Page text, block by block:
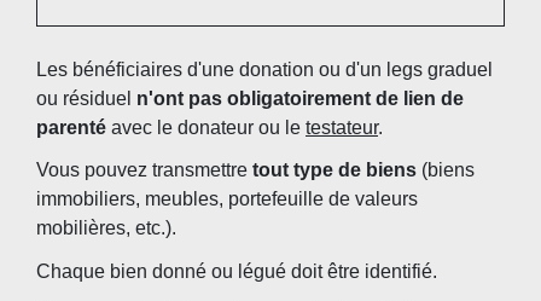
Les bénéficiaires d'une donation ou d'un legs graduel
ou résiduel n'ont pas obligatoirement de lien de
parenté avec le donateur ou le testateur.
Vous pouvez transmettre tout type de biens (biens
immobiliers, meubles, portefeuille de valeurs
mobilières, etc.).
Chaque bien donné ou légué doit être identifié.